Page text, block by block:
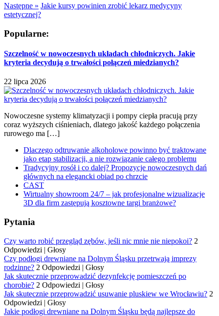
Następne » Jakie kursy powinien zrobić lekarz medycyny
estetycznej?
Popularne:
Szczelność w nowoczesnych układach chłodniczych. Jakie
kryteria decydują o trwałości połączeń miedzianych?
22 lipca 2026
Nowoczesne systemy klimatyzacji i pompy ciepła pracują przy
coraz wyższych ciśnieniach, dlatego jakość każdego połączenia
rurowego ma […]
Dlaczego odtruwanie alkoholowe powinno być traktowane
jako etap stabilizacji, a nie rozwiązanie całego problemu
Tradycyjny rosół i co dalej? Propozycje nowoczesnych dań
głównych na elegancki obiad po chrzcie
CAST
Wirtualny showroom 24/7 – jak profesjonalne wizualizacje
3D dla firm zastępują kosztowne targi branżowe?
Pytania
Czy warto robić przegląd zębów, jeśli nic mnie nie niepokoi? 2
Odpowiedzi | Głosy
Czy podłogi drewniane na Dolnym Śląsku przetrwają imprezy
rodzinne? 2 Odpowiedzi | Głosy
Jak skutecznie przeprowadzić dezynfekcję pomieszczeń po
chorobie? 2 Odpowiedzi | Głosy
Jak skutecznie przeprowadzić usuwanie pluskiew we Wrocławiu? 2
Odpowiedzi | Głosy
Jakie podłogi drewniane na Dolnym Śląsku będą najlepsze do